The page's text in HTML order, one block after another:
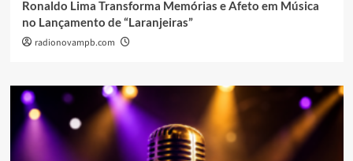
Ronaldo Lima Transforma Memórias e Afeto em Música
no Lançamento de “Laranjeiras”
radionovampb.com